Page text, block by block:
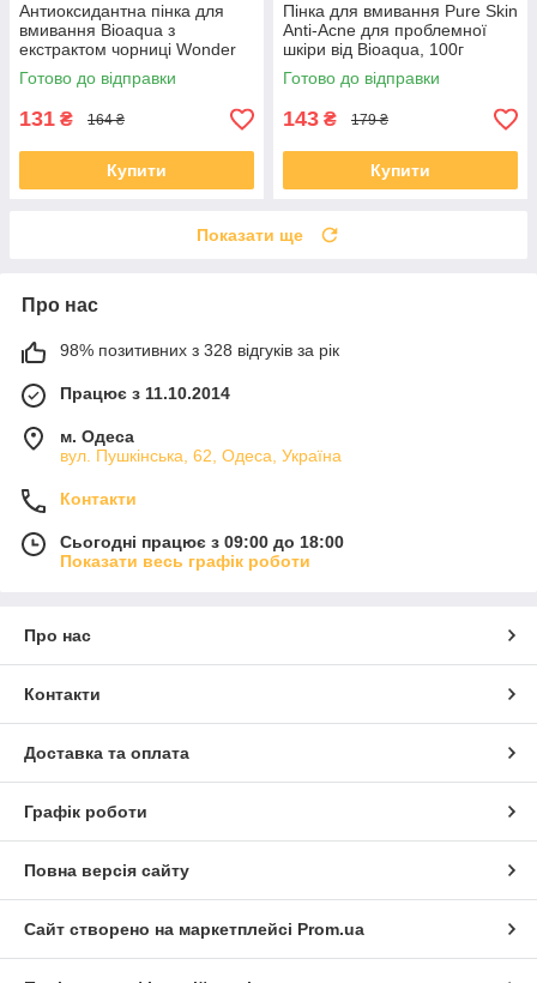
Антиоксидантна пінка для
вмивання Bioaqua з
екстрактом чорниці Wonder
Cleanser, 100г
Готово до відправки
131 ₴ 164 ₴
Купити
Пінка для вмивання Pure Skin
Anti-Acne для проблемної
шкіри від Bioaqua, 100г
Готово до відправки
143 ₴ 179 ₴
Купити
Показати ще
Про нас
98% позитивних з 328 відгуків за рік
Працює з 11.10.2014
м. Одеса
вул. Пушкінська, 62, Одеса, Україна
Контакти
Сьогодні працює з 09:00 до 18:00
Показати весь графік роботи
Про нас
Контакти
Доставка та оплата
Графік роботи
Повна версія сайту
Сайт створено на маркетплейсі Prom.ua